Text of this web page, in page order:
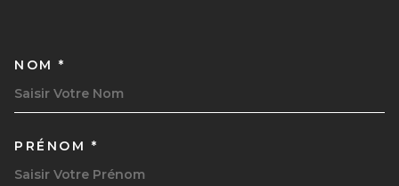
NOM *
PRÉNOM *